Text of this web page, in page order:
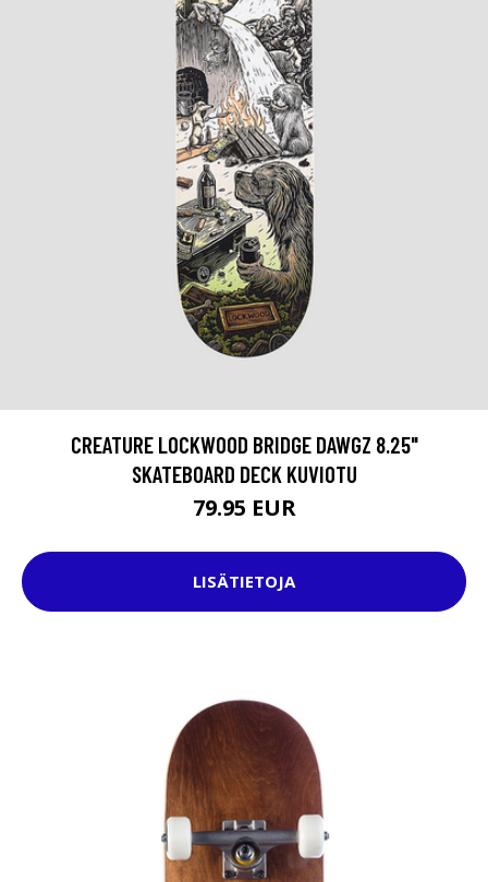
CREATURE LOCKWOOD BRIDGE DAWGZ 8.25"
SKATEBOARD DECK KUVIOTU
79.95 EUR
LISÄTIETOJA